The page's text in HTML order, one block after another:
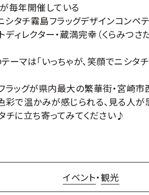
毎年開催している
シタチ霧島フラッグデザインコンペテ
ディレクター・蔵満完幸（くらみつさ
ーマは「いっちゃが、笑顔でニシタチ
ラッグが県内最大の繁華街・宮崎
彩で温かみが感じられる、見る人が
チに立ち寄ってみてください♪
イベント・観光